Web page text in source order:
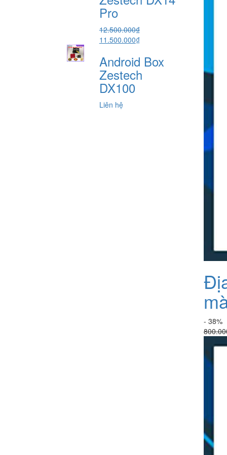
5.800.000₫.
Pro
12.500.000₫
Giá
là:
12.500.000₫.
11.500.000₫Giá
tại
là:
11.500.000₫.
Android Box
Zestech
DX100
Liên hệ
- 38%